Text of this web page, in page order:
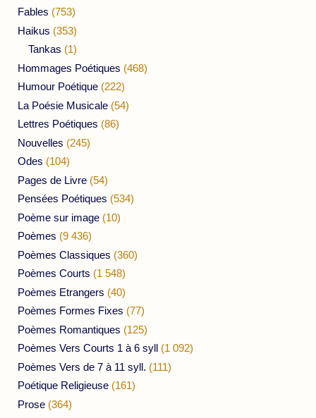
Fables (753)
Haikus (353)
Tankas (1)
Hommages Poétiques (468)
Humour Poétique (222)
La Poésie Musicale (54)
Lettres Poétiques (86)
Nouvelles (245)
Odes (104)
Pages de Livre (54)
Pensées Poétiques (534)
Poème sur image (10)
Poèmes (9 436)
Poèmes Classiques (360)
Poèmes Courts (1 548)
Poèmes Etrangers (40)
Poèmes Formes Fixes (77)
Poèmes Romantiques (125)
Poèmes Vers Courts 1 à 6 syll (1 092)
Poèmes Vers de 7 à 11 syll. (111)
Poétique Religieuse (161)
Prose (364)